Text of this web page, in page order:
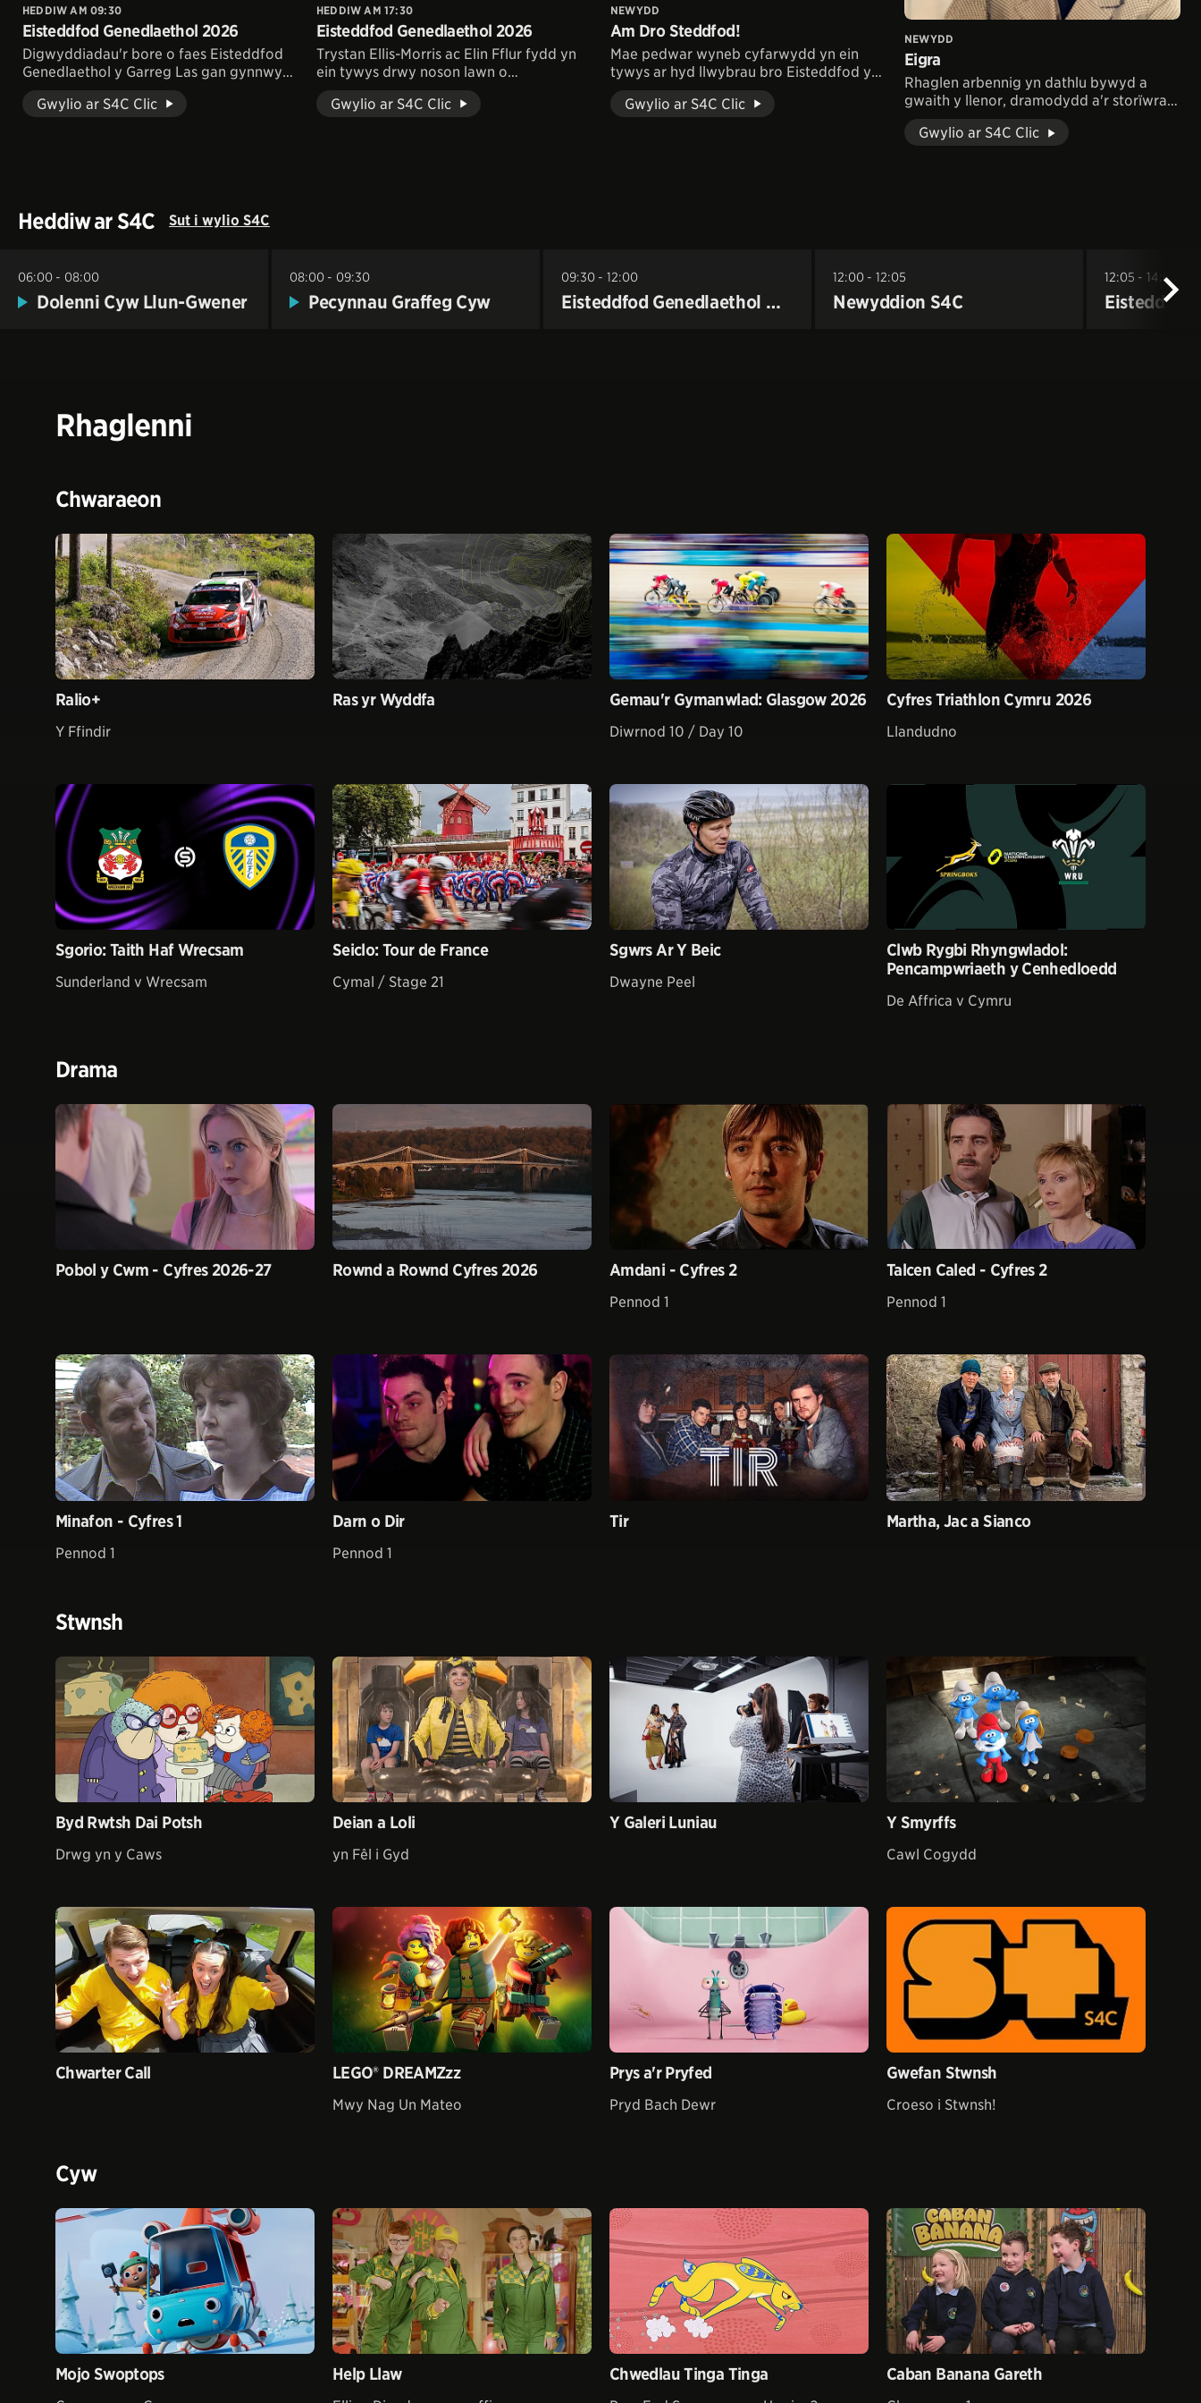
HEDDIW AM 09:30
Eisteddfod Genedlaethol 2026
Digwyddiadau'r bore o faes Eisteddfod
Genedlaethol y Garreg Las gan gynnwys
seremoni Urddo'r Orsedd.
Gwylio ar S4C Clic
HEDDIW AM 17:30
Eisteddfod Genedlaethol 2026
Trystan Ellis-Morris ac Elin Fflur fydd yn
ein tywys drwy noson lawn o
gystadlaethau corawl.
Gwylio ar S4C Clic
NEWYDD
Am Dro Steddfod!
Mae pedwar wyneb cyfarwydd yn ein
tywys ar hyd llwybrau bro Eisteddfod y
Garreg Las
Gwylio ar S4C Clic
NEWYDD
Eigra
Rhaglen arbennig yn dathlu bywyd a
gwaith y llenor, dramodydd a'r storïwraig
Eigra Lewis Roberts
Gwylio ar S4C Clic
Heddiw ar S4C Sut i wylio S4C
06:00 - 08:00
Dolenni Cyw Llun-Gwener
08:00 - 09:30
Pecynnau Graffeg Cyw
09:30 - 12:00
Eisteddfod Genedlaethol …
12:00 - 12:05
Newyddion S4C
12:05 - 14:00
Eisteddfod
Rhaglenni
Chwaraeon
Ralio+
Y Ffindir
Ras yr Wyddfa Gemau'r Gymanwlad: Glasgow 2026
Diwrnod 10 / Day 10
Cyfres Triathlon Cymru 2026
Llandudno
Sgorio: Taith Haf Wrecsam
Sunderland v Wrecsam
Seiclo: Tour de France
Cymal / Stage 21
Sgwrs Ar Y Beic
Dwayne Peel
Clwb Rygbi Rhyngwladol:
Pencampwriaeth y Cenhedloedd
De Affrica v Cymru
Drama
Pobol y Cwm - Cyfres 2026-27 Rownd a Rownd Cyfres 2026 Amdani - Cyfres 2
Pennod 1
Talcen Caled - Cyfres 2
Pennod 1
Minafon - Cyfres 1
Pennod 1
Darn o Dir
Pennod 1
Tir Martha, Jac a Sianco
Stwnsh
Byd Rwtsh Dai Potsh
Drwg yn y Caws
Deian a Loli
yn Fêl i Gyd
Y Galeri Luniau Y Smyrffs
Cawl Cogydd
Chwarter Call LEGO® DREAMZzz
Mwy Nag Un Mateo
Prys a'r Pryfed
Pryd Bach Dewr
Gwefan Stwnsh
Croeso i Stwnsh!
Cyw
Mojo Swoptops Help Llaw Chwedlau Tinga Tinga Caban Banana Gareth